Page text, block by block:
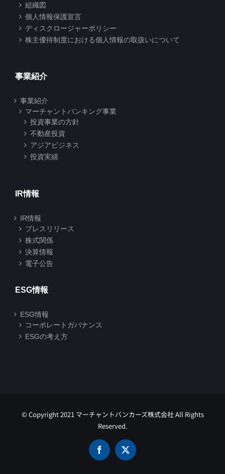
組織図
個人情報保護宣言
ディスクロージャーポリシー
株主優待制度における個人情報の取扱いについて
事業紹介
事業紹介
マーチャントバンキング事業
投資事業の方針
不動産投資
アジアビジネス
投資実績
IR情報
IR情報
プレスリリース
株式関係
決算情報
電子公告
ESG情報
ESG情報
コーポレートガバナンス
ESGの考え方
© Copyright 2021 マーチャントバンカーズ株式会社 All Rights
Reserved.
Facebook
X